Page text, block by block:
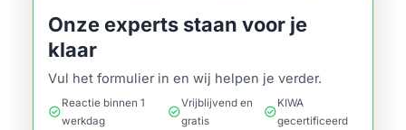
Onze experts staan voor je
klaar
Vul het formulier in en wij helpen je verder.
check_circle
Reactie binnen 1
werkdag
check_circle
Vrijblijvend en
gratis
check_circle
KIWA
gecertificeerd